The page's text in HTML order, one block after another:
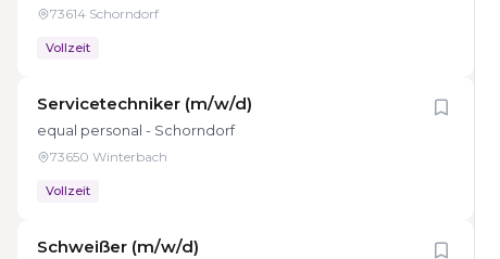
73614 Schorndorf
Vollzeit
Servicetechniker (m/w/d)
equal personal - Schorndorf
73650 Winterbach
Vollzeit
Schweißer (m/w/d)